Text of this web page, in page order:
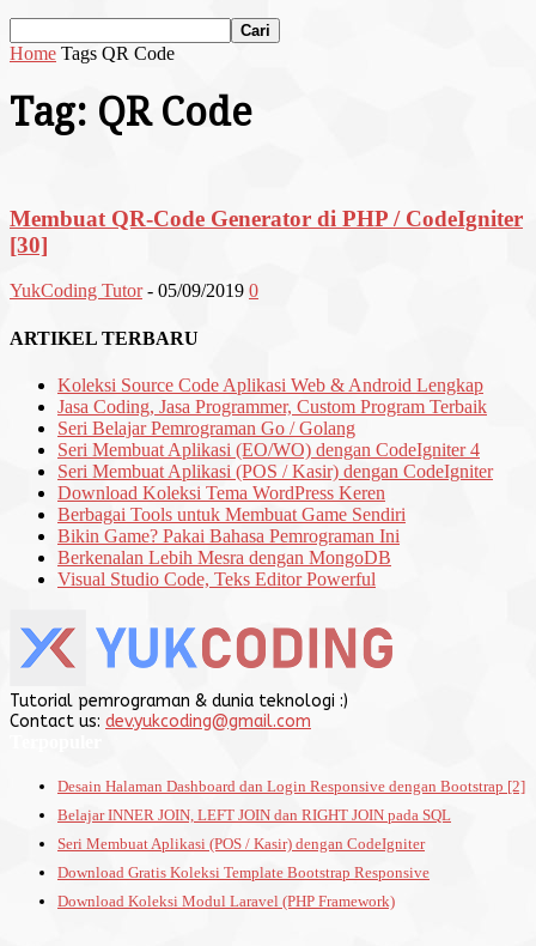
Home Tags QR Code
Tag: QR Code
Membuat QR-Code Generator di PHP / CodeIgniter
[30]
YukCoding Tutor - 05/09/2019 0
ARTIKEL TERBARU
Koleksi Source Code Aplikasi Web & Android Lengkap
Jasa Coding, Jasa Programmer, Custom Program Terbaik
Seri Belajar Pemrograman Go / Golang
Seri Membuat Aplikasi (EO/WO) dengan CodeIgniter 4
Seri Membuat Aplikasi (POS / Kasir) dengan CodeIgniter
Download Koleksi Tema WordPress Keren
Berbagai Tools untuk Membuat Game Sendiri
Bikin Game? Pakai Bahasa Pemrograman Ini
Berkenalan Lebih Mesra dengan MongoDB
Visual Studio Code, Teks Editor Powerful
Tutorial pemrograman & dunia teknologi :)
Contact us: dev.yukcoding@gmail.com
Desain Halaman Dashboard dan Login Responsive dengan Bootstrap [2]
Belajar INNER JOIN, LEFT JOIN dan RIGHT JOIN pada SQL
Seri Membuat Aplikasi (POS / Kasir) dengan CodeIgniter
Download Gratis Koleksi Template Bootstrap Responsive
Download Koleksi Modul Laravel (PHP Framework)